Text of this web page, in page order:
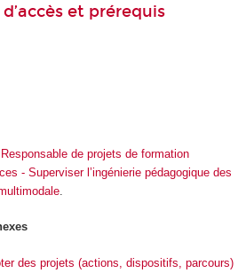
et prérequis
de projets de formation
- Superviser l’ingénierie pédagogique des
des projets (actions, dispositifs, parcours)